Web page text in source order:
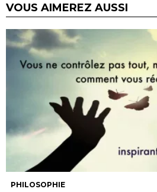
VOUS AIMEREZ AUSSI
PHILOSOPHIE